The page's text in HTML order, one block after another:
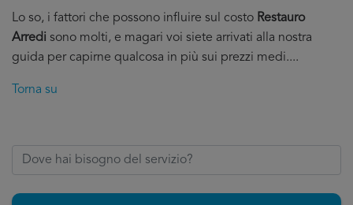
Lo so, i fattori che possono influire sul costo Restauro
Arredi sono molti, e magari voi siete arrivati alla nostra
guida per capirne qualcosa in più sui prezzi medi....
Torna su